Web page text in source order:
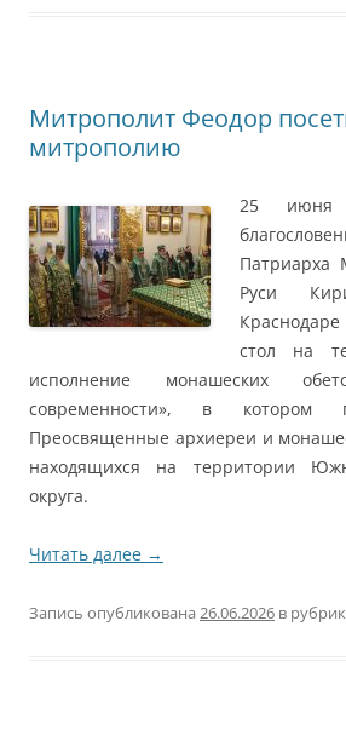
Митрополит Феодор
митрополию
25 июня
Патриарха
Руси
стол на
исполнение монашеских
современности», в котором
Преосвященные архиереи и
находящихся на территории
округа.
Читать далее →
Запись опубликована 26.06.2026 в